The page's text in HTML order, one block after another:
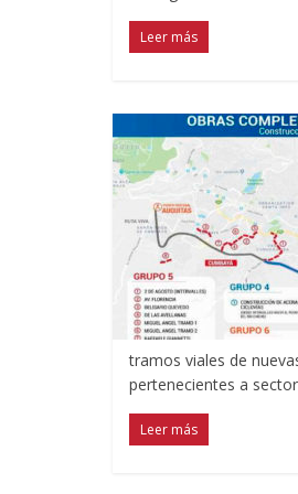
Leer más
tramos viales de
pertenecientes a
Leer más